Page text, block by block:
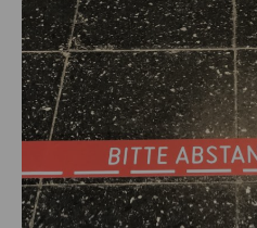
ab
22.
November